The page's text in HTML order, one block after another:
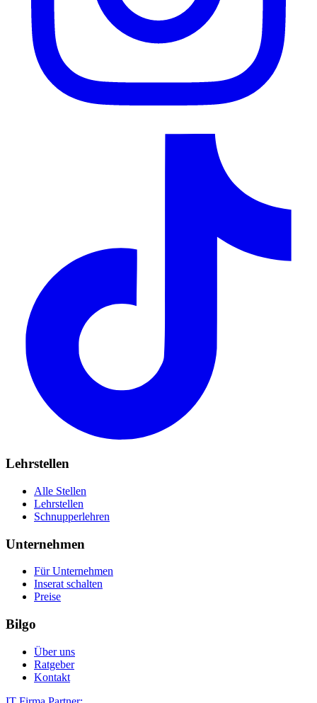
Lehrstellen
Alle Stellen
Lehrstellen
Schnupperlehren
Unternehmen
Für Unternehmen
Inserat schalten
Preise
Bilgo
Über uns
Ratgeber
Kontakt